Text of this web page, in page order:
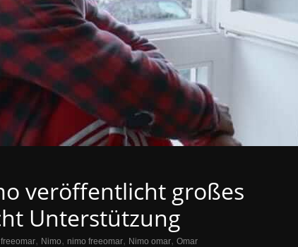
veröffentlicht großes
Unterstützung
freeomar, Nimo, nimo freeomar, Nimo omar, Omar